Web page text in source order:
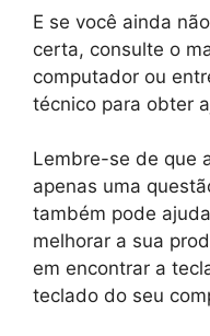
E se você ainda
certa, consulte o
computador ou
técnico para obter
Lembre-se de que
apenas uma
também pode
melhorar a sua
em encontrar a
teclado do seu